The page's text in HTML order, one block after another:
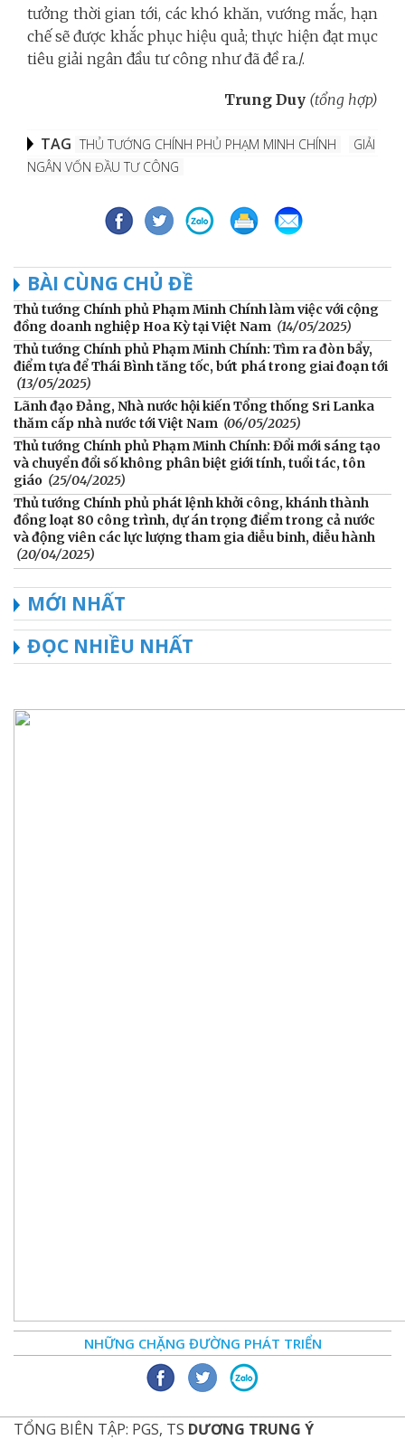
tưởng thời gian tới, các khó khăn, vướng mắc, hạn
chế sẽ được khắc phục hiệu quả; thực hiện đạt mục
tiêu giải ngân đầu tư công như đã đề ra./.
Trung Duy (tổng hợp)
TAG THỦ TƯỚNG CHÍNH PHỦ PHẠM MINH CHÍNH
GIẢI
NGÂN VỐN ĐẦU TƯ CÔNG
BÀI CÙNG CHỦ ĐỀ
Thủ tướng Chính phủ Phạm Minh Chính làm việc với cộng
đồng doanh nghiệp Hoa Kỳ tại Việt Nam (14/05/2025)
Thủ tướng Chính phủ Phạm Minh Chính: Tìm ra đòn bẩy,
điểm tựa để Thái Bình tăng tốc, bứt phá trong giai đoạn tới
(13/05/2025)
Lãnh đạo Đảng, Nhà nước hội kiến Tổng thống Sri Lanka
thăm cấp nhà nước tới Việt Nam (06/05/2025)
Thủ tướng Chính phủ Phạm Minh Chính: Đổi mới sáng tạo
và chuyển đổi số không phân biệt giới tính, tuổi tác, tôn
giáo (25/04/2025)
Thủ tướng Chính phủ phát lệnh khởi công, khánh thành
đồng loạt 80 công trình, dự án trọng điểm trong cả nước
và động viên các lực lượng tham gia diễu binh, diễu hành
(20/04/2025)
MỚI NHẤT
ĐỌC NHIỀU NHẤT
NHỮNG CHẶNG ĐƯỜNG PHÁT TRIỂN
TỔNG BIÊN TẬP: PGS, TS DƯƠNG TRUNG Ý